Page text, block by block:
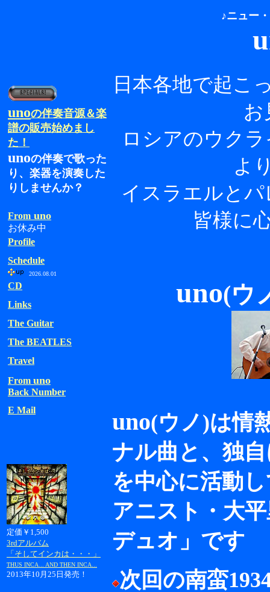
♪ニュー
unoの伴奏音源＆楽
譜の販売始めまし
た！
unoの伴奏で歌った
り、楽器を演奏した
りしませんか？
From uno
お休み中
Profile
Schedule
2026.08.01
CD
Links
The Guitar
The BEATLES
Travel
From uno
Back Number
E Mail
定価￥1,500
3rdアルバム
「そしてインカは・・・」
THUS INCA... AND THEN INCA...
2013年10月25日発売！
日本各地で起こ
お
ロシアのウク
よ
イスラエルと
皆様に
uno(ウ
uno(ウノ)は情
ナル曲と、独
を中心に活動
アニスト・大
デュオ」です
次回の南蛮